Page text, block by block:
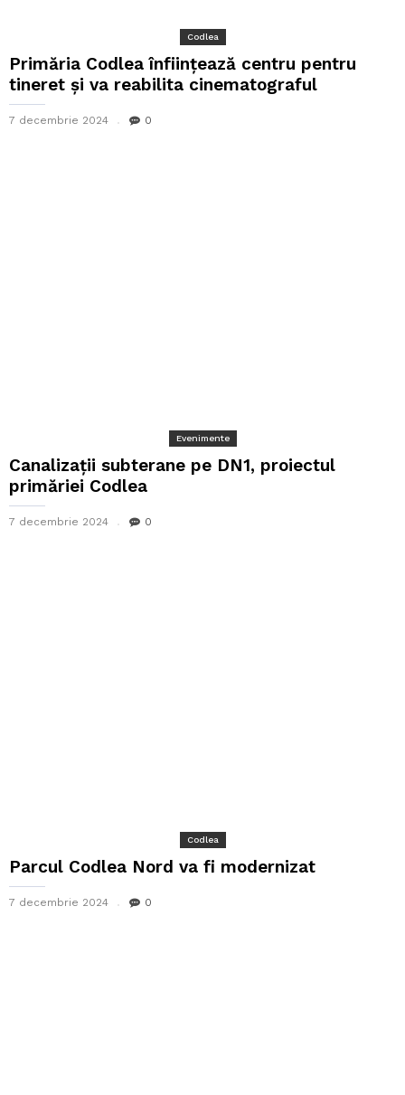
Codlea
Primăria Codlea înființează centru pentru
tineret și va reabilita cinematograful
7 decembrie 2024 0
Evenimente
Canalizații subterane pe DN1, proiectul
primăriei Codlea
7 decembrie 2024 0
Codlea
Parcul Codlea Nord va fi modernizat
7 decembrie 2024 0